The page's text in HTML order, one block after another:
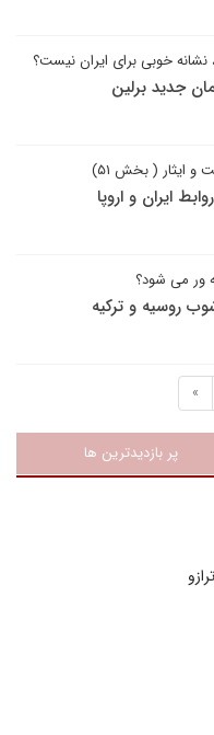
نشانه خوبی برای ایران نیست؟
جدید برلین
ایثار ( بخش ۵۱)
ایران و اروپا
ور می شود؟
روسیه و ترکیه
»
پر بازدیدترین ها